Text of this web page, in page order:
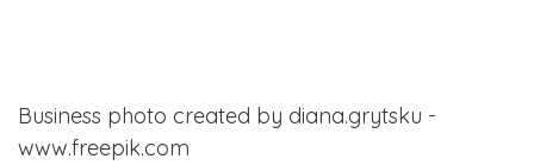
Business photo created by diana.grytsku -
www.freepik.com